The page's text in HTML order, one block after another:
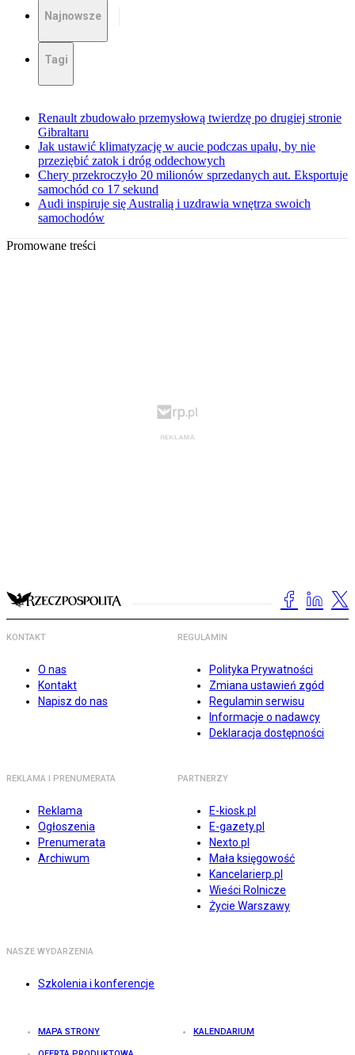
Najnowsze
Tagi
Renault zbudowało przemysłową twierdzę po drugiej stronie
Gibraltaru
Jak ustawić klimatyzację w aucie podczas upału, by nie
przeziębić zatok i dróg oddechowych
Chery przekroczyło 20 milionów sprzedanych aut. Eksportuje
samochód co 17 sekund
Audi inspiruje się Australią i uzdrawia wnętrza swoich
samochodów
Promowane treści
KONTAKT
O nas
Kontakt
Napisz do nas
REGULAMIN
Polityka Prywatności
Zmiana ustawień zgód
Regulamin serwisu
Informacje o nadawcy
Deklaracja dostępności
REKLAMA I PRENUMERATA
Reklama
Ogłoszenia
Prenumerata
Archiwum
PARTNERZY
E-kiosk.pl
E-gazety.pl
Nexto.pl
Mała księgowość
Kancelarierp.pl
Wieści Rolnicze
Życie Warszawy
NASZE WYDARZENIA
Szkolenia i konferencje
MAPA STRONY KALENDARIUM